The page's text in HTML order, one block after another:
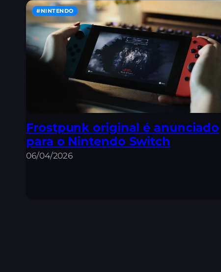
#NINTENDO
Frostpunk original é anunciado
para o Nintendo Switch
06/04/2026